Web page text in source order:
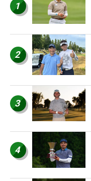
1
2
3
4